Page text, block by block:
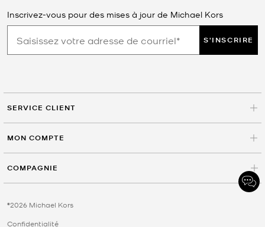
Inscrivez-vous pour des mises à jour de Michael Kors
S'INSCRIRE
SERVICE CLIENT
MON COMPTE
COMPAGNIE
©2026 Michael Kors
Confidentialité